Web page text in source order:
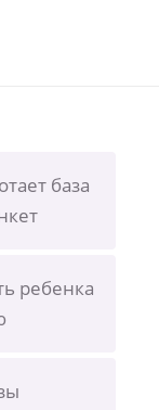
база
ребенка